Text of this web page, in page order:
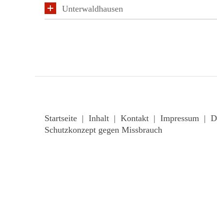
Unterwaldhausen
Startseite | Inhalt | Kontakt | Impressum |
Schutzkonzept gegen Missbrauch